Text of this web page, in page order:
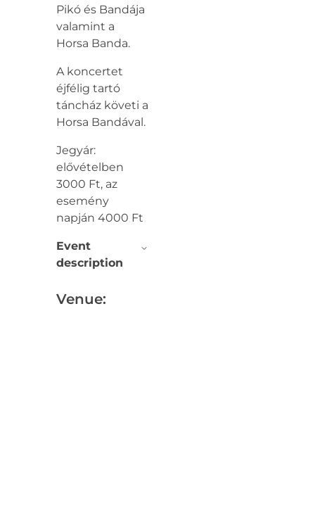
Pikó és Bandája
valamint a
Horsa Banda.
A koncertet
éjfélig tartó
táncház követi a
Horsa Bandával.
Jegyár:
elővételben
3000 Ft, az
esemény
napján 4000 Ft
Event
description
Venue: